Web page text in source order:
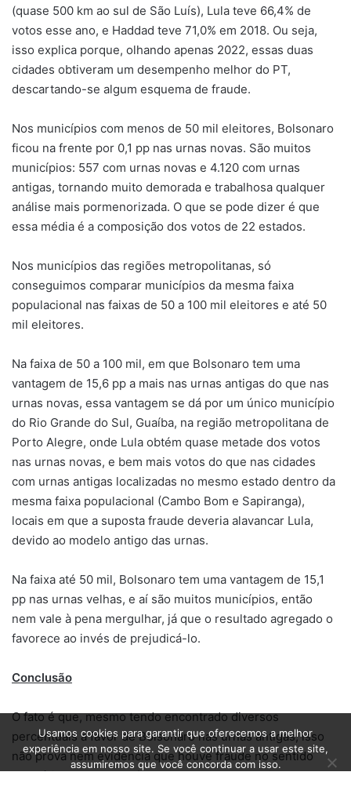
(quase 500 km ao sul de São Luís), Lula teve 66,4% de
votos esse ano, e Haddad teve 71,0% em 2018. Ou seja,
isso explica porque, olhando apenas 2022, essas duas
cidades obtiveram um desempenho melhor do PT,
descartando-se algum esquema de fraude.
Nos municípios com menos de 50 mil eleitores, Bolsonaro
ficou na frente por 0,1 pp nas urnas novas. São muitos
municípios: 557 com urnas novas e 4.120 com urnas
antigas, tornando muito demorada e trabalhosa qualquer
análise mais pormenorizada. O que se pode dizer é que
essa média é a composição dos votos de 22 estados.
Nos municípios das regiões metropolitanas, só
conseguimos comparar municípios da mesma faixa
populacional nas faixas de 50 a 100 mil eleitores e até 50
mil eleitores.
Na faixa de 50 a 100 mil, em que Bolsonaro tem uma
vantagem de 15,6 pp a mais nas urnas antigas do que nas
urnas novas, essa vantagem se dá por um único município
do Rio Grande do Sul, Guaíba, na região metropolitana de
Porto Alegre, onde Lula obtém quase metade dos votos
nas urnas novas, e bem mais votos do que nas cidades
com urnas antigas localizadas no mesmo estado dentro da
mesma faixa populacional (Cambo Bom e Sapiranga),
locais em que a suposta fraude deveria alavancar Lula,
devido ao modelo antigo das urnas.
Na faixa até 50 mil, Bolsonaro tem uma vantagem de 15,1
pp nas urnas velhas, e aí são muitos municípios, então
nem vale à pena mergulhar, já que o resultado agregado o
favorece ao invés de prejudicá-lo.
Conclusão
O fato é que, mesmo tendo encontrado diversos
percentuais a favor de Bolsonaro nas urnas antigas, isso
não prova nem evidencia que houve fraude no sentido
contrário. No entanto, fica claro que as alegações de
Usamos cookies para garantir que oferecemos a melhor
experiência em nosso site. Se você continuar a usar este site,
assumiremos que você concorda com isso.